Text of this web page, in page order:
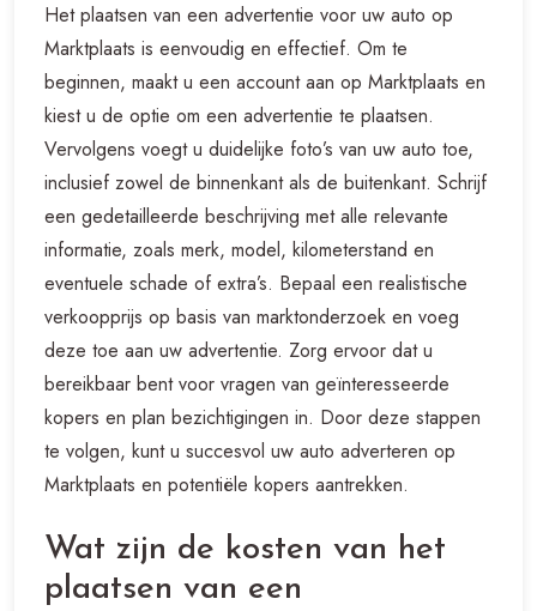
Het plaatsen van een advertentie voor uw auto op
Marktplaats is eenvoudig en effectief. Om te
beginnen, maakt u een account aan op Marktplaats en
kiest u de optie om een advertentie te plaatsen.
Vervolgens voegt u duidelijke foto’s van uw auto toe,
inclusief zowel de binnenkant als de buitenkant. Schrijf
een gedetailleerde beschrijving met alle relevante
informatie, zoals merk, model, kilometerstand en
eventuele schade of extra’s. Bepaal een realistische
verkoopprijs op basis van marktonderzoek en voeg
deze toe aan uw advertentie. Zorg ervoor dat u
bereikbaar bent voor vragen van geïnteresseerde
kopers en plan bezichtigingen in. Door deze stappen
te volgen, kunt u succesvol uw auto adverteren op
Marktplaats en potentiële kopers aantrekken.
Wat zijn de kosten van het
plaatsen van een